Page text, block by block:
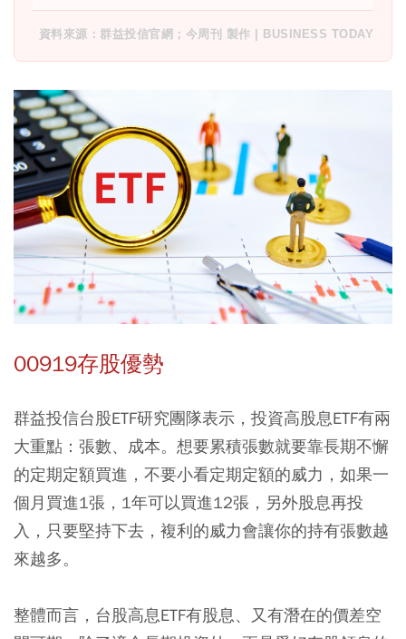
資料來源：群益投信官網；今周刊 製作 | BUSINESS TODAY
00919存股優勢
群益投信台股ETF研究團隊表示，投資高股息ETF有兩
大重點：張數、成本。想要累積張數就要靠長期不懈
的定期定額買進，不要小看定期定額的威力，如果一
個月買進1張，1年可以買進12張，另外股息再投
入，只要堅持下去，複利的威力會讓你的持有張數越
來越多。
整體而言，台股高息ETF有股息、又有潛在的價差空